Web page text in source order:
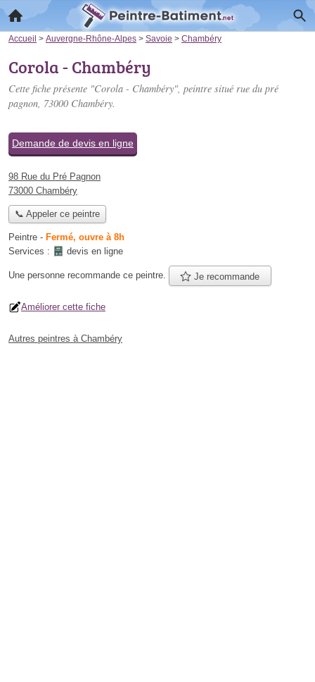
Accueil > Auvergne-Rhône-Alpes > Savoie > Chambéry
Corola - Chambéry
Cette fiche présente "Corola - Chambéry", peintre situé rue du pré
pagnon, 73000 Chambéry.
Demande de devis en ligne
98 Rue du Pré Pagnon
73000 Chambéry
📞 Appeler ce peintre
Peintre - Fermé, ouvre à 8h
Services :
devis en ligne
Une personne recommande ce peintre. Je recommande
Améliorer cette fiche
Autres peintres à Chambéry